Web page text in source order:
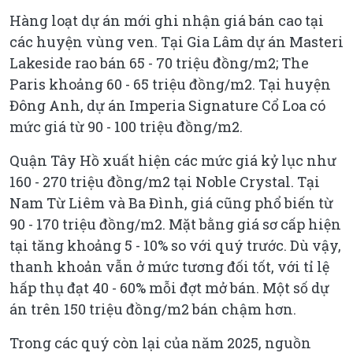
Hàng loạt dự án mới ghi nhận giá bán cao tại
các huyện vùng ven. Tại Gia Lâm dự án Masteri
Lakeside rao bán 65 - 70 triệu đồng/m2; The
Paris khoảng 60 - 65 triệu đồng/m2. Tại huyện
Đông Anh, dự án Imperia Signature Cổ Loa có
mức giá từ 90 - 100 triệu đồng/m2.
Quận Tây Hồ xuất hiện các mức giá kỷ lục như
160 - 270 triệu đồng/m2 tại Noble Crystal. Tại
Nam Từ Liêm và Ba Đình, giá cũng phổ biến từ
90 - 170 triệu đồng/m2. Mặt bằng giá sơ cấp hiện
tại tăng khoảng 5 - 10% so với quý trước. Dù vậy,
thanh khoản vẫn ở mức tương đối tốt, với tỉ lệ
hấp thụ đạt 40 - 60% mỗi đợt mở bán. Một số dự
án trên 150 triệu đồng/m2 bán chậm hơn.
Trong các quý còn lại của năm 2025, nguồn